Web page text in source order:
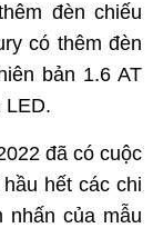
đèn chiếu
có thêm đèn
bản 1.6 AT
LED.
đã có cuộc
hết các chi
nhấn của mẫu